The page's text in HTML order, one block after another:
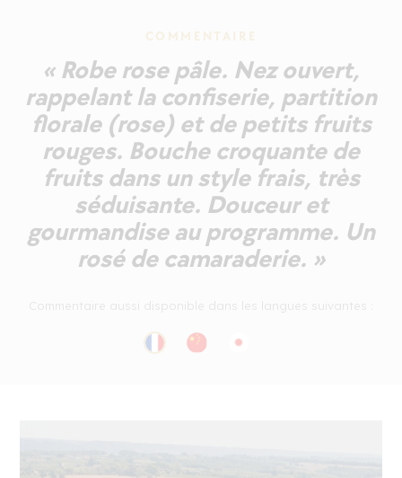
COMMENTAIRE
« Robe rose pâle. Nez ouvert,
rappelant la confiserie, partition
florale (rose) et de petits fruits
rouges. Bouche croquante de
fruits dans un style frais, très
séduisante. Douceur et
gourmandise au programme. Un
rosé de camaraderie. »